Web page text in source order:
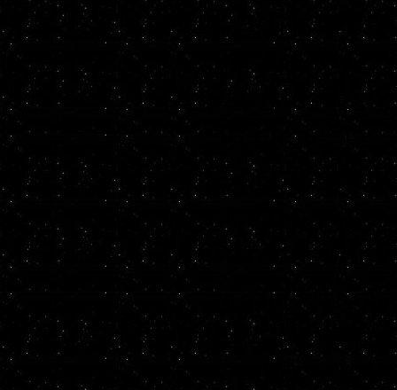
копить
дружбы.
Разумеется,
персона
необходимо
указывать,
http://